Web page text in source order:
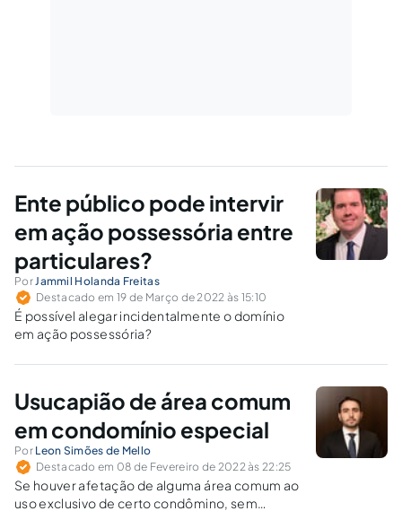
Ente público pode intervir
em ação possessória entre
particulares?
PorJammil Holanda Freitas
Destacado em 19 de Março de 2022 às 15:10
É possível alegar incidentalmente o domínio
em ação possessória?
Usucapião de área comum
em condomínio especial
Por Leon Simões de Mello
Destacado em 08 de Fevereiro de 2022 às 22:25
Se houver afetação de alguma área comum ao
uso exclusivo de certo condômino, sem